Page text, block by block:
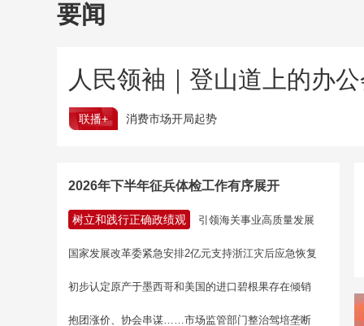
要闻
人民领袖｜登山道上的办
联播+ 消费市场开局起势
2026年下半年征兵体检工作有序展开
树立和践行正确政绩观 引领海关事业高质量发展
国家发展改革委紧急安排2亿元支持浙江灾后应急恢复
初步认定原产于墨西哥和美国的进口碧根果存在倾销
抱团涨价、协会串谋……市场监管部门整治驾培垄断